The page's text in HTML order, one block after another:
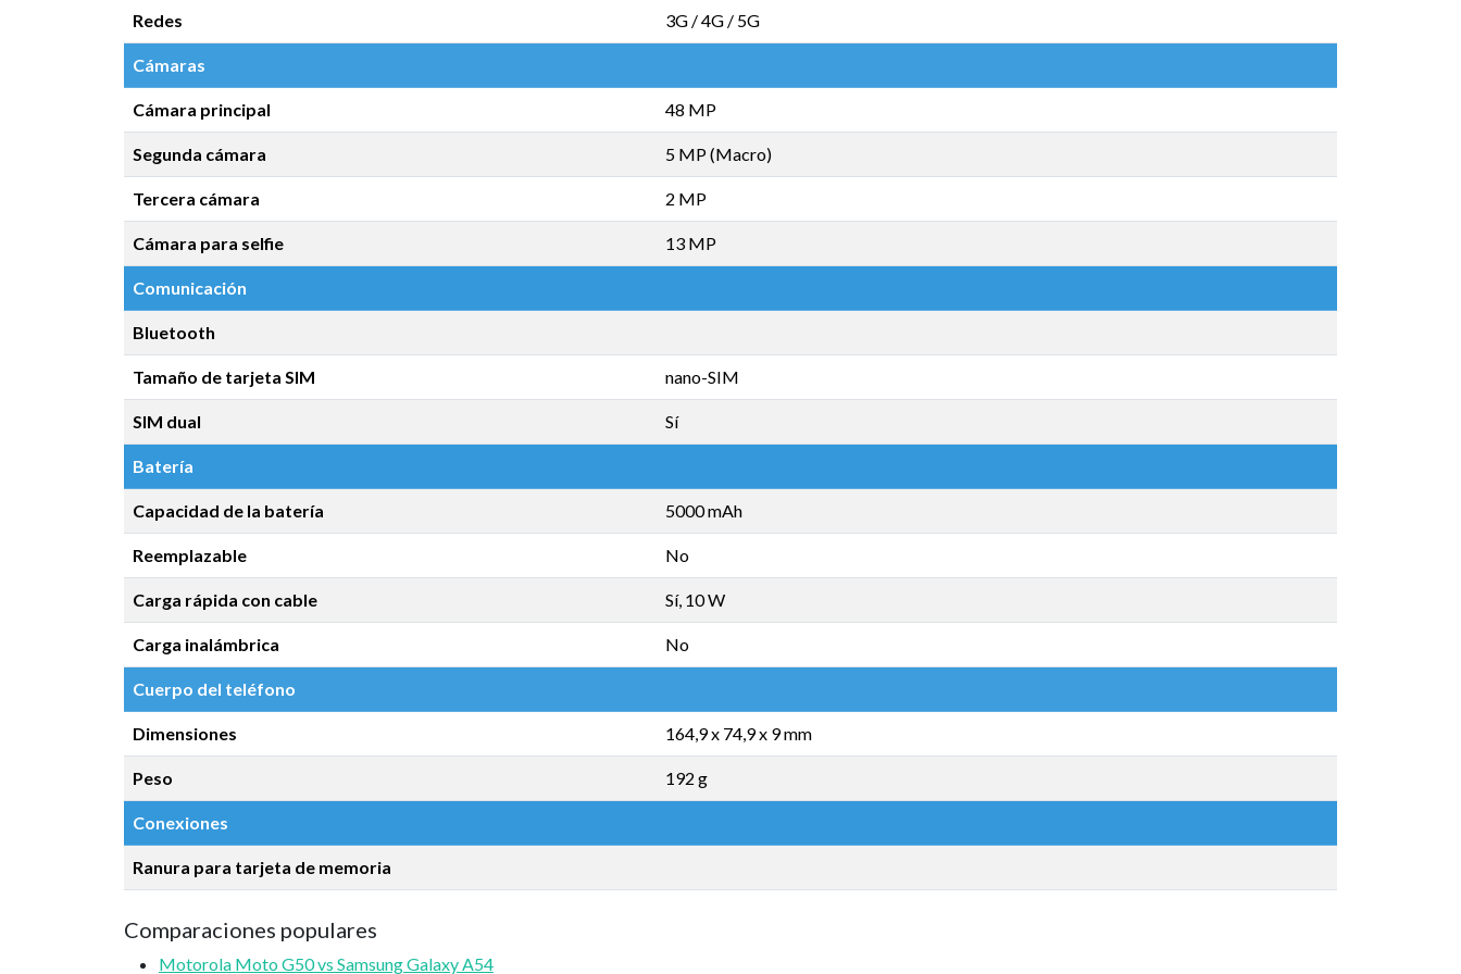
Redes 3G / 4G / 5G
Cámaras
Cámara principal 48 MP
Segunda cámara 5 MP (Macro)
Tercera cámara 2 MP
Cámara para selfie 13 MP
Comunicación
Bluetooth
Tamaño de tarjeta SIM nano-SIM
SIM dual Sí
Batería
Capacidad de la batería 5000 mAh
Reemplazable No
Carga rápida con cable Sí, 10 W
Carga inalámbrica No
Cuerpo del teléfono
Dimensiones 164,9 x 74,9 x 9 mm
Peso 192 g
Conexiones
Ranura para tarjeta de memoria
Comparaciones populares
Motorola Moto G50 vs Samsung Galaxy A54